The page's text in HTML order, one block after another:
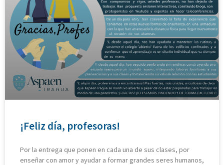
¡Feliz día, profesoras!
Por la entrega que ponen en cada una de sus clases, por
enseñar con amor y ayudar a formar grandes seres humanos,